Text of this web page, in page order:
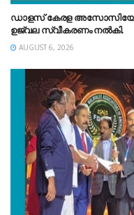
ഡാളസ് കേരള
ഉജ്വല സ്വീകരണം നൽകി.
AUGUST 6, 2026